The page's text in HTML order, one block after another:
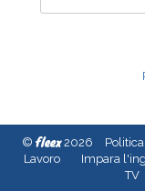
© fleex2026
Lavoro
Impara
TV